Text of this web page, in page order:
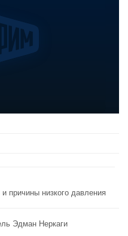
причины низкого давления
Эдман Неркаги